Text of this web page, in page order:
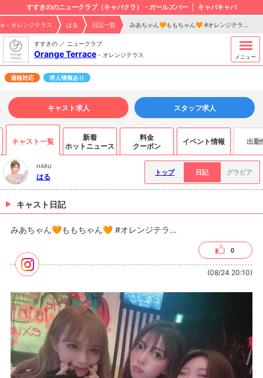
すすきののニュークラブ（キャバクラ）・ガールズバー キャバキャバ
- オレンジテラス はる 日記一覧 みあちゃん🧡ももちゃん🧡 #オレンジテラ...
すすきの ／ ニュークラブ
Orange Terrace - オレンジテラス メニュー
適格対応 求人情報あり
キャスト求人 スタッフ求人
キャスト一覧
新着
ホットニュース
料金
クーポン
イベント情報 出勤
HARU
はる トップ 日記 グラビア
キャスト日記
みあちゃん🧡ももちゃん🧡 #オレンジテラ...
0
(08/24 20:10)